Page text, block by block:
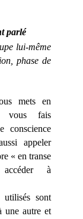
parlé
lui-même
, phase de
mets en
fais
conscience
appeler
« en transe
à
utilisés sont
une autre et